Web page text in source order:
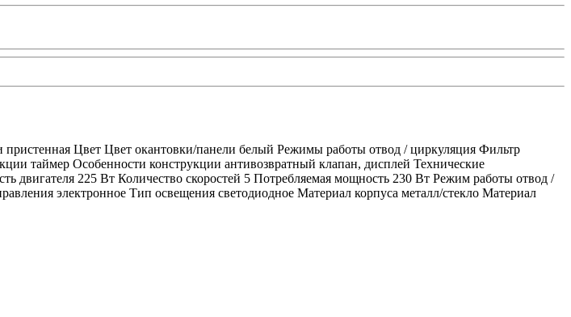
Цвет Цвет окантовки/панели белый Режимы работы отвод / циркуляция Фильтр
таймер Особенности конструкции антивозвратный клапан, дисплей Технические
двигателя 225 Вт Количество скоростей 5 Потребляемая мощность 230 Вт Режим работы отвод /
электронное Тип освещения светодиодное Материал корпуса металл/стекло Материал